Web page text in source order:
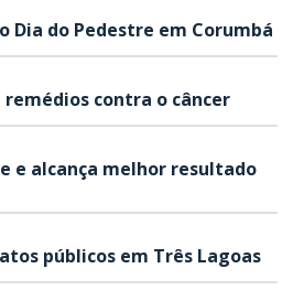
Dia do Pedestre em Corumbá
remédios contra o câncer
e alcança melhor resultado
públicos em Três Lagoas